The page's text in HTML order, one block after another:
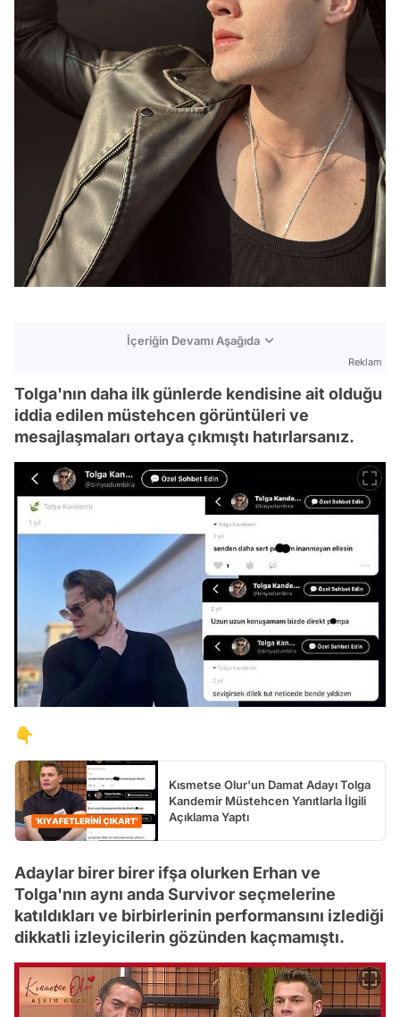
İçeriğin Devamı Aşağıda
Reklam
Tolga'nın daha ilk günlerde kendisine ait olduğu
iddia edilen müstehcen görüntüleri ve
mesajlaşmaları ortaya çıkmıştı hatırlarsanız.
👇
Kısmetse Olur'un Damat Adayı Tolga
Kandemir Müstehcen Yanıtlarla İlgili
Açıklama Yaptı
Adaylar birer birer ifşa olurken Erhan ve
Tolga'nın aynı anda Survivor seçmelerine
katıldıkları ve birbirlerinin performansını izlediği
dikkatli izleyicilerin gözünden kaçmamıştı.